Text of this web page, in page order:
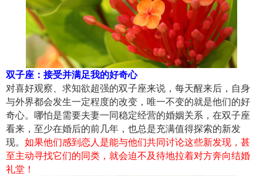
双子座：接受并满足我的好奇心
对喜好观察、求知欲超强的双子座来说，每天醒来后，自身
与外界都会发生一定程度的改变，唯一不变的就是他们的好
奇心。哪怕是需要夫妻一同稳定经营的婚姻关系，在双子座
看来，至少在婚后的前几年，也总是充满值得探索的新发
现。 如果他们感到恋人是能与他们共同讨论这些新发现，甚
至主动寻找它们的同类，就会迫不及待地拉着对方奔向结婚
礼堂！